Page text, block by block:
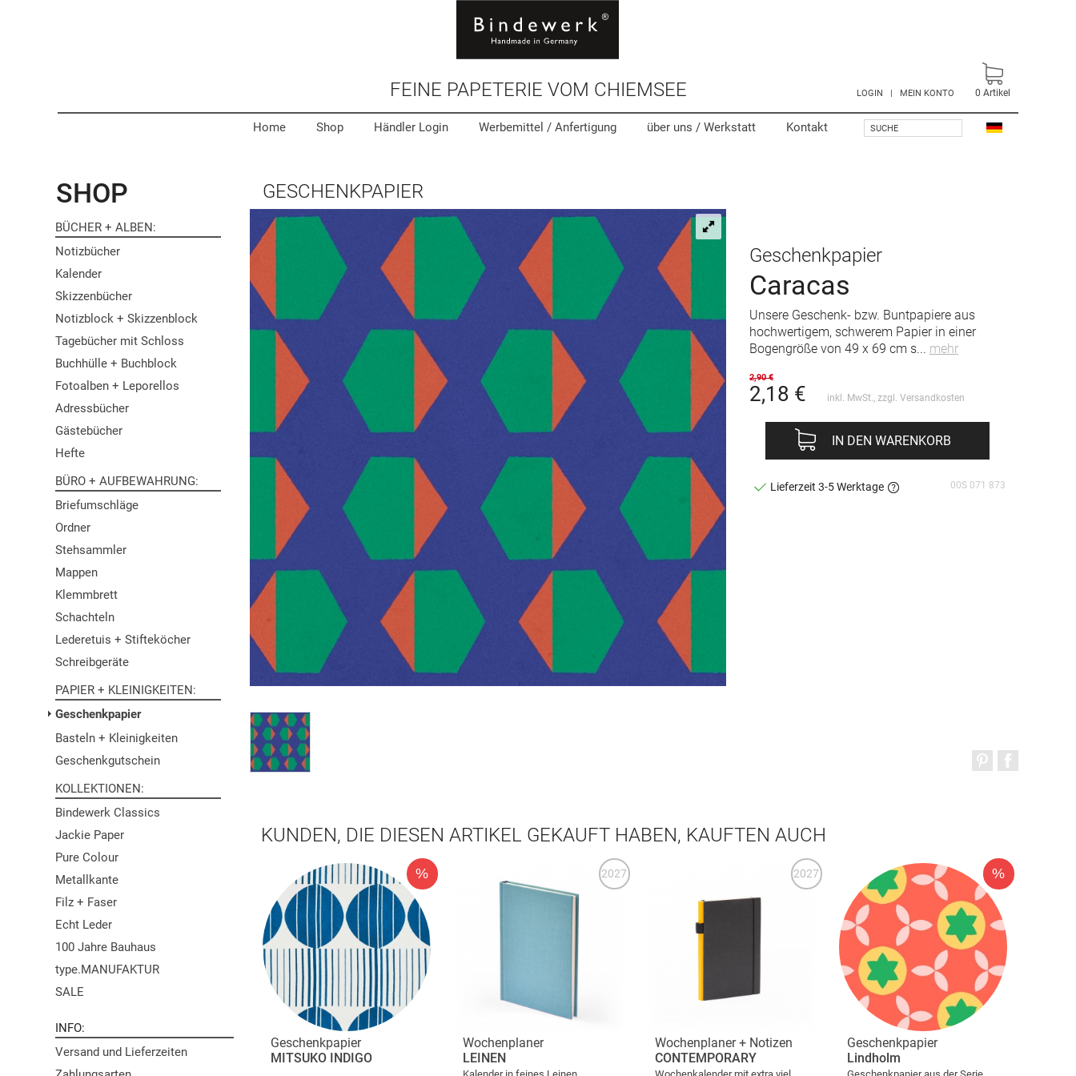
FEINE PAPETERIE VOM CHIEMSEE LOGIN | MEIN KONTO
Home Shop Händler Login Werbemittel / Anfertigung über uns / Werkstatt Kontakt SUCHE
0 Artikel
GESCHENKPAPIER
Geschenkpapier
Caracas
Unsere Geschenk- bzw. Buntpapiere aus
hochwertigem, schwerem Papier in einer
Bogengröße von 49 x 69 cm s... mehr
2,90 €
2,18 € inkl. MwSt., zzgl. Versandkosten
IN DEN WARENKORB
Lieferzeit 3-5 Werktage 00S 071 873
KUNDEN, DIE DIESEN ARTIKEL GEKAUFT HABEN, KAUFTEN AUCH
Geschenkpapier
MITSUKO INDIGO
%
Wochenplaner
LEINEN
2027
Wochenplaner + Notizen
CONTEMPORARY
2027
Geschenkpapier
Lindholm
%
SHOP
BÜCHER + ALBEN
Notizbücher
Kalender
Skizzenbücher
Notizblock + Skizzenblock
Tagebücher mit Schloss
Buchhülle + Buchblock
Fotoalben + Leporellos
Adressbücher
Gästebücher
Hefte
BÜRO + AUFBEWAHRUNG
Briefumschläge
Ordner
Stehsammler
Mappen
Klemmbrett
Schachteln
Lederetuis + Stifteköcher
Schreibgeräte
PAPIER + KLEINIGKEITEN
Geschenkpapier
Basteln + Kleinigkeiten
Geschenkgutschein
KOLLEKTIONEN
Bindewerk Classics
Jackie Paper
Pure Colour
Metallkante
Filz + Faser
Echt Leder
100 Jahre Bauhaus
type.MANUFAKTUR
SALE
INFO
Versand und Lieferzeiten